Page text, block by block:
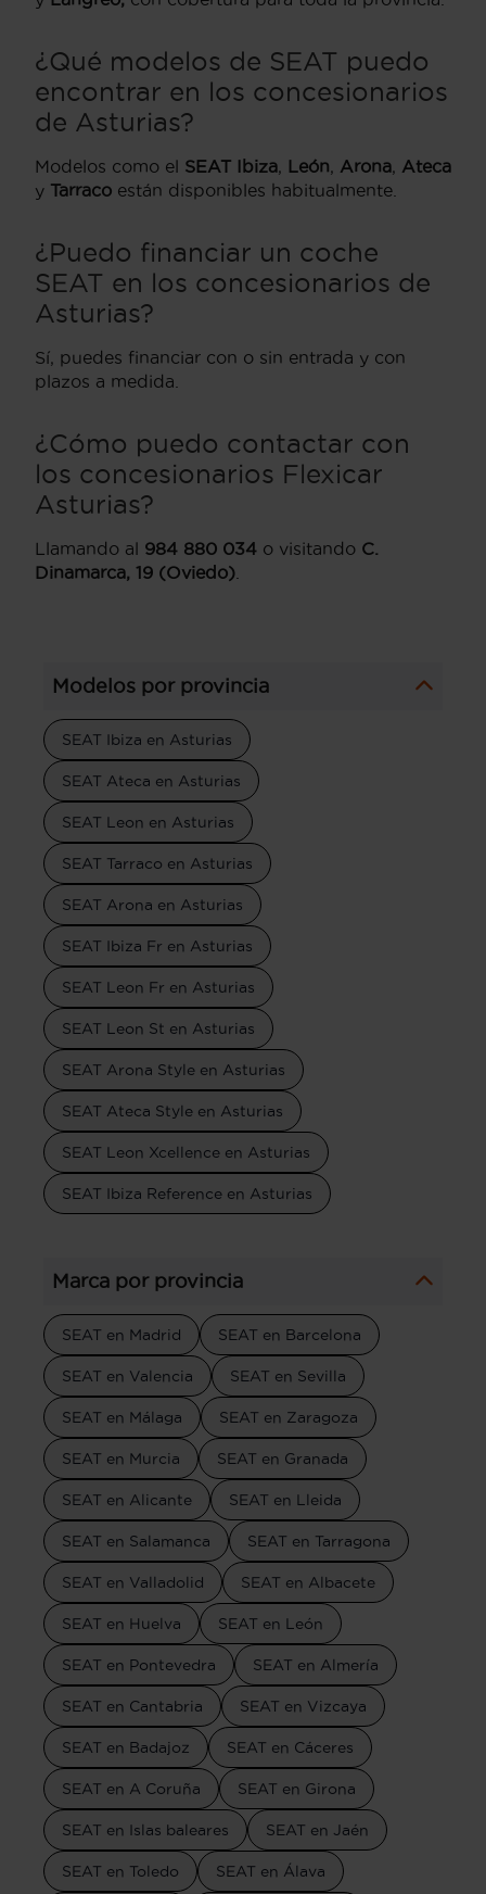
¿Qué modelos de SEAT puedo
encontrar en los concesionarios
de Asturias?
Modelos como el SEAT Ibiza León Arona Ateca
y Tarraco están disponibles habitualmente.
¿Puedo financiar un coche
SEAT en los concesionarios de
Asturias?
Sí, puedes financiar con o sin entrada y con
plazos a medida.
¿Cómo puedo contactar con
los concesionarios Flexicar
Asturias?
Llamando al 984 880 034 o visitando C.
Dinamarca, 19 (Oviedo)
Modelos por provincia
SEAT Ibiza en Asturias
SEAT Ateca en Asturias
SEAT Leon en Asturias
SEAT Tarraco en Asturias
SEAT Arona en Asturias
SEAT Ibiza Fr en Asturias
SEAT Leon Fr en Asturias
SEAT Leon St en Asturias
SEAT Arona Style en Asturias
SEAT Ateca Style en Asturias
SEAT Leon Xcellence en Asturias
SEAT Ibiza Reference en Asturias
Marca por provincia
SEAT en Madrid SEAT en Barcelona
SEAT en Valencia SEAT en Sevilla
SEAT en Málaga SEAT en Zaragoza
SEAT en Murcia SEAT en Granada
SEAT en Alicante SEAT en Lleida
SEAT en Salamanca SEAT en Tarragona
SEAT en Valladolid SEAT en Albacete
SEAT en Huelva SEAT en León
SEAT en Pontevedra SEAT en Almería
SEAT en Cantabria SEAT en Vizcaya
SEAT en Badajoz SEAT en Cáceres
SEAT en A Coruña SEAT en Girona
SEAT en Islas baleares SEAT en Jaén
SEAT en Toledo SEAT en Álava